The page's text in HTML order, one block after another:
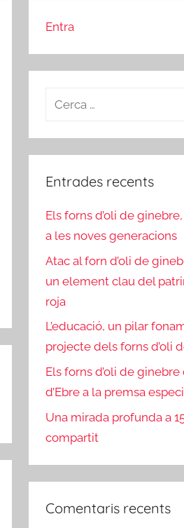
Entra
Cerca:
Entrades recents
Els forns d’oli de
a les noves generacions
Atac al forn d’oli de
un element clau del
roja
L’educació, un pilar
projecte dels forns d’oli
Els forns d’oli de
d’Ebre a la premsa
Una mirada profunda a
compartit
Comentaris recents